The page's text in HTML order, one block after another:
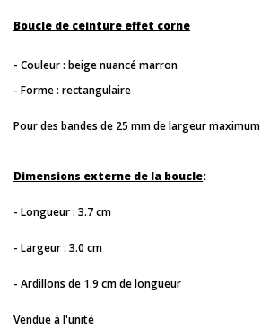
Boucle de ceinture effet corne
- Couleur : beige nuancé marron
- Forme : rectangulaire
Pour des bandes de 25 mm de largeur maximum
Dimensions externe de la boucle:
- Longueur : 3.7 cm
- Largeur : 3.0 cm
- Ardillons de 1.9 cm de longueur
Vendue à l'unité